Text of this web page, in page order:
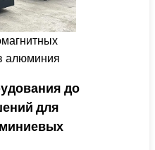
алюминия
до
для